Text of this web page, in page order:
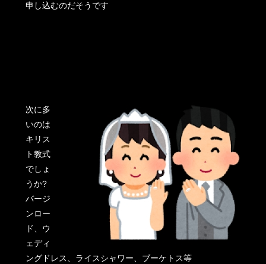
申し込むのだそうです
次に多
いのは
キリス
ト教式
でしょ
うか?
バージ
ンロー
ド、ウ
ェディ
ングドレス、ライスシャワー、ブーケトス等